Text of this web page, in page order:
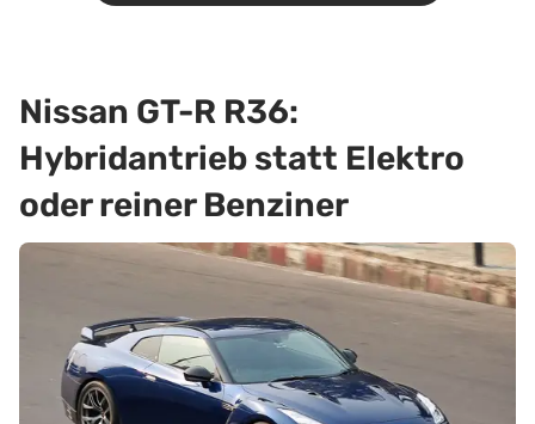
Nissan GT-R R36:
Hybridantrieb statt Elektro
oder reiner Benziner